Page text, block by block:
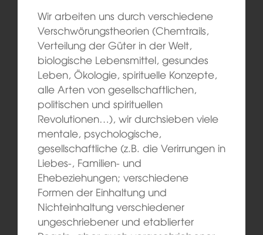
Wir arbeiten uns durch verschiedene
Verschwörungstheorien (Chemtrails,
Verteilung der Güter in der Welt,
biologische Lebensmittel, gesundes
Leben, Ökologie, spirituelle Konzepte,
alle Arten von gesellschaftlichen,
politischen und spirituellen
Revolutionen…), wir durchsieben viele
mentale, psychologische,
gesellschaftliche (z.B. die Verirrungen in
Liebes-, Familien- und
Ehebeziehungen; verschiedene
Formen der Einhaltung und
Nichteinhaltung verschiedener
ungeschriebener und etablierter